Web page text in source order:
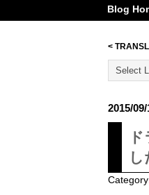
Blog
<
2015/09/
し